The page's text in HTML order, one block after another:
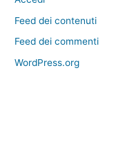
Feed dei contenuti
Feed dei commenti
WordPress.org